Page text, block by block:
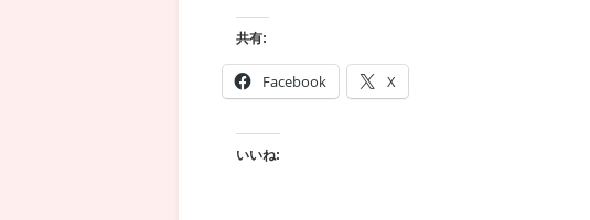
共有:
Facebook X
いいね: